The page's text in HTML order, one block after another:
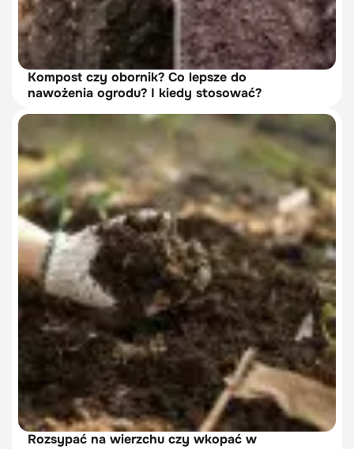
Kompost czy obornik? Co lepsze do
nawożenia ogrodu? I kiedy stosować?
Rozsypać na wierzchu czy wkopać w